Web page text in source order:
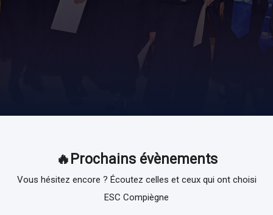
🔥Prochains évènements
Vous hésitez encore ? Écoutez celles et ceux qui ont choisi
ESC Compiègne